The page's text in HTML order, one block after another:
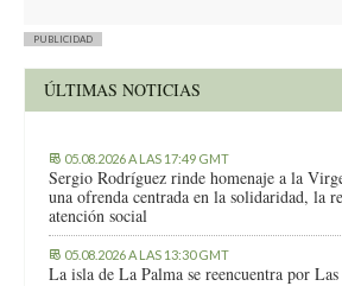
PUBLICIDAD
ÚLTIMAS NOTICIAS
05.08.2026 A LAS 17:49 GMT
Sergio Rodríguez rinde homenaje a la
una ofrenda centrada en la solidaridad, la
atención social
05.08.2026 A LAS 13:30 GMT
La isla de La Palma se reencuentra por